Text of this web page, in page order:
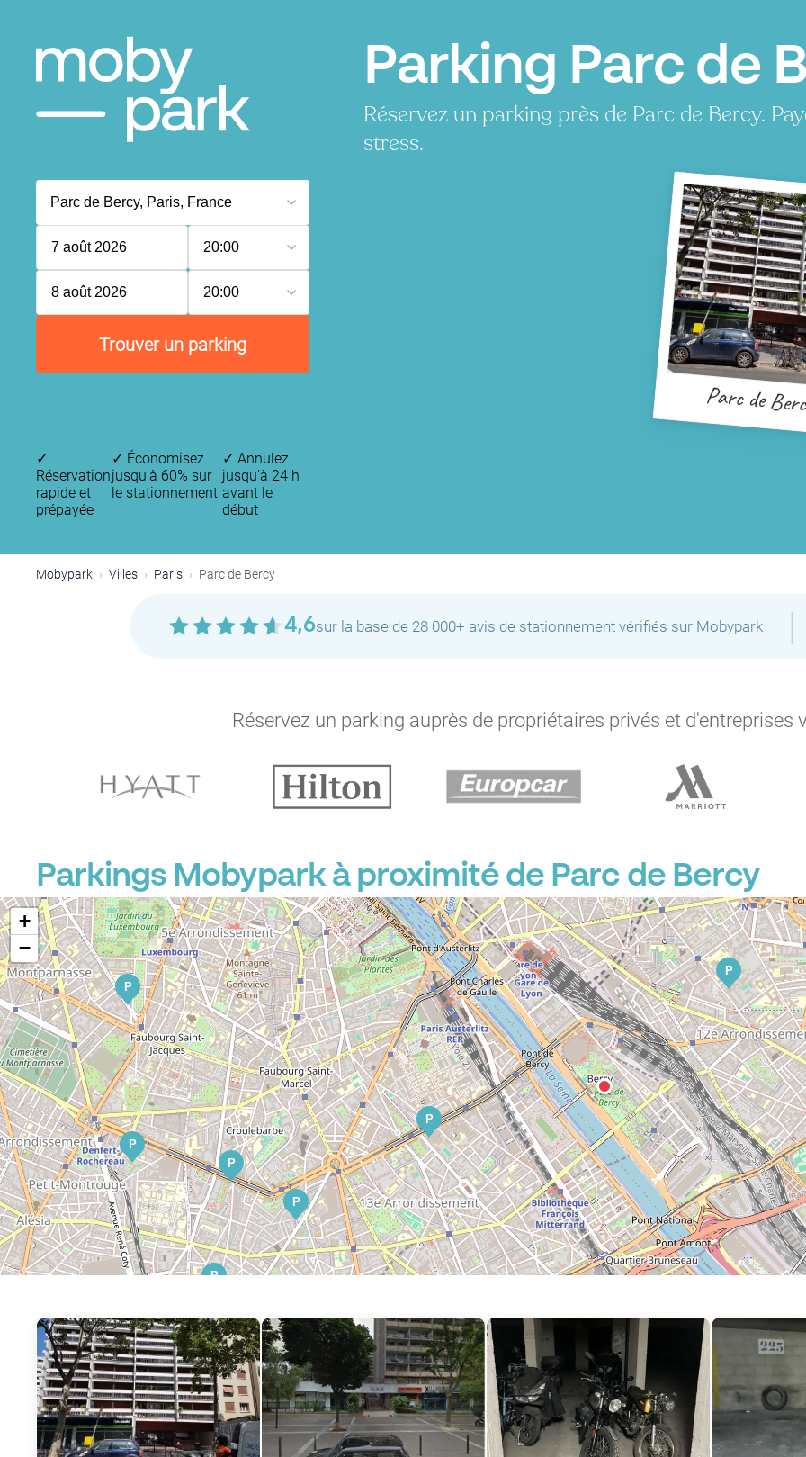
Parking Parc de
Réservez un parking près de Parc de Bercy.
stress.
7 août 2026 20:00
8 août 2026 20:00
Trouver un parking
Parc de
✓
Réservation
rapide et
prépayée
✓ Économisez
jusqu'à 60% sur
le stationnement
✓ Annulez
jusqu’à 24 h
avant le
début
Mobypark Villes Paris Parc de Bercy
4,6sur la base de 28 000+ avis de stationnement vérifiés sur Mobypark |
Réservez un parking auprès de propriétaires privés et d'entreprises
Parkings Mobypark à proximité de Parc de Bercy
P
P
P
P
P
P
P
P
P
P
P
P
+
−